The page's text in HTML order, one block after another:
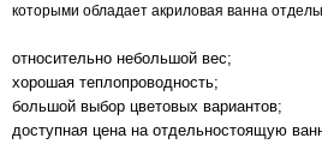
которыми обладает акриловая ванна
относительно небольшой вес;
хорошая теплопроводность;
большой выбор цветовых вариантов;
доступная цена на отдельностоящую